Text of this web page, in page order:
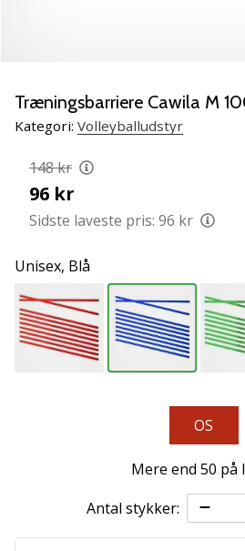
du
den
hobby
som
os?
Så
os
sammen.
11. 8. 2022
Træningsbarriere Cawila M
Kategori: Volleyballudstyr
148 kr
96 kr
Sidste laveste pris: 96 kr
Unisex, Blå
OS
Mere end 50 på
Antal stykker: